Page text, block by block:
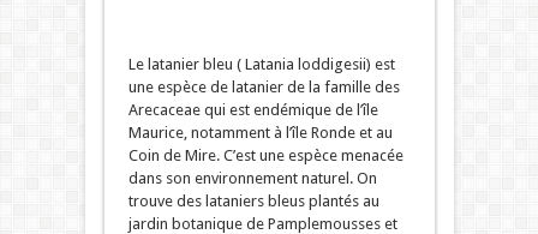
Le latanier bleu ( Latania loddigesii) est
une espèce de latanier de la famille des
Arecaceae qui est endémique de l’île
Maurice, notamment à l’île Ronde et au
Coin de Mire. C’est une espèce menacée
dans son environnement naturel. On
trouve des lataniers bleus plantés au
jardin botanique de Pamplemousses et